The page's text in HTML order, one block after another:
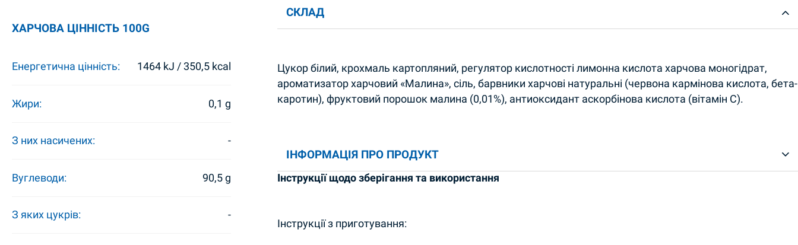
ХАРЧОВА ЦІННІСТЬ 100G
Енергетична цінність: 1464 kJ / 350,5 kcal
Жири: 0,1 g
З них насичених: -
Вуглеводи: 90,5 g
З яких цукрів: -
СКЛАД
Цукор білий, крохмаль картопляний, регулятор кислотностi лимонна кислота харчова моногідрат,
ароматизатор харчовий «Малина», сіль, барвники харчові натуральні (червона кармінова кислота, бета-
каротин), фруктовий порошок малина (0,01%), антиоксидант аскорбінова кислота (вітамін С).
ІНФОРМАЦІЯ ПРО ПРОДУКТ
Інструкції щодо зберігання та використання
Інструкції з приготування: